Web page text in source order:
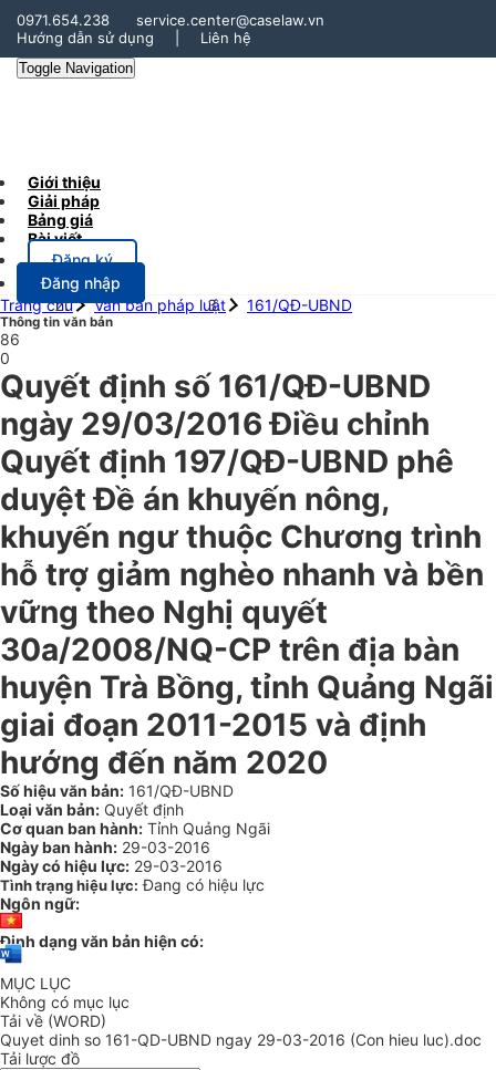
0971.654.238
service.center@caselaw.vn
Hướng dẫn sử dụng
Liên hệ
Toggle Navigation
Giới thiệu
Giải pháp
Bảng giá
Bài viết
Đăng ký
Đăng nhập
Trang chủ
Văn bản pháp luật 161/QĐ-UBND
Thông tin văn bản
86
0
Quyết định số 161/QĐ-UBND
ngày 29/03/2016 Điều chỉnh
Quyết định 197/QĐ-UBND phê
duyệt Đề án khuyến nông,
khuyến ngư thuộc Chương trình
hỗ trợ giảm nghèo nhanh và bền
vững theo Nghị quyết
30a/2008/NQ-CP trên địa bàn
huyện Trà Bồng, tỉnh Quảng Ngãi
giai đoạn 2011-2015 và định
hướng đến năm 2020
Số hiệu văn bản: 161/QĐ-UBND
Loại văn bản: Quyết định
Cơ quan ban hành: Tỉnh Quảng Ngãi
Ngày ban hành: 29-03-2016
Ngày có hiệu lực: 29-03-2016
Tình trạng hiệu lực: Đang có hiệu lực
Ngôn ngữ:
Định dạng văn bản hiện có:
MỤC LỤC
Không có mục lục
Tải về (WORD)
Quyet dinh so 161-QD-UBND ngay 29-03-2016 (Con hieu luc).doc
Tải lược đồ